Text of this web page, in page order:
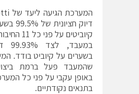
דיוק
קיוביטים על
בשערים על קיוביט בודד.
שהמעבד פעל ברמת
באופן עקבי על פני כל
בתנאים נקודתיים.